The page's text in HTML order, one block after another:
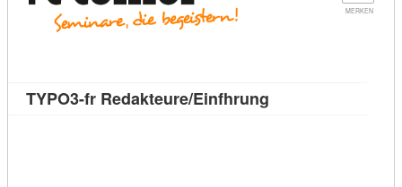
MERKEN
TYPO3-fr Redakteure/Einfhrung